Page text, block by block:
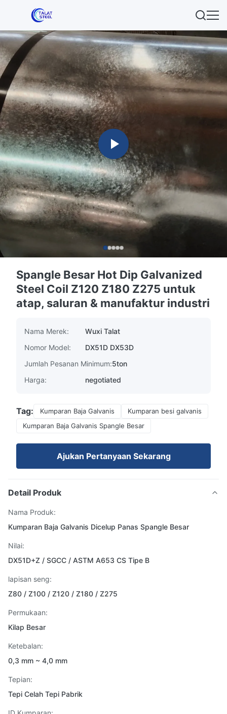
Spangle Besar Hot Dip Galvanized
Steel Coil Z120 Z180 Z275 untuk
atap, saluran & manufaktur industri
Nama Merek:
Wuxi Talat
Nomor Model:
DX51D DX53D
Jumlah Pesanan Minimum:5ton
Harga:
negotiated
Tag: Kumparan Baja Galvanis
Kumparan besi galvanis
Kumparan Baja Galvanis Spangle Besar
Ajukan Pertanyaan Sekarang
Detail Produk
Nama Produk:
Kumparan Baja Galvanis Dicelup Panas Spangle Besar
Nilai:
DX51D+Z / SGCC / ASTM A653 CS Tipe B
lapisan seng:
Z80 / Z100 / Z120 / Z180 / Z275
Permukaan:
Kilap Besar
Ketebalan:
0,3 mm ~ 4,0 mm
Tepian:
Tepi Celah Tepi Pabrik